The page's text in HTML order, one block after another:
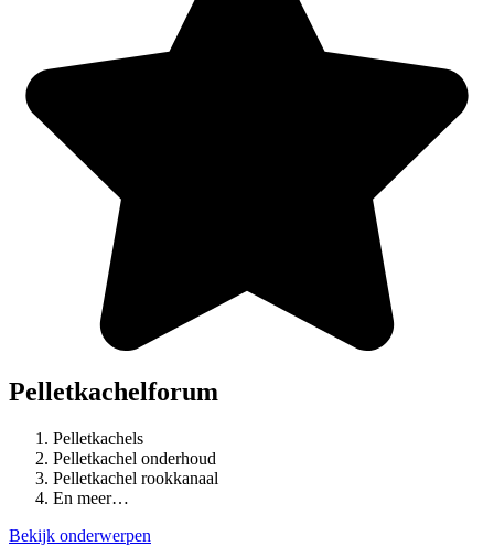
Pelletkachelforum
Pelletkachels
Pelletkachel onderhoud
Pelletkachel rookkanaal
En meer…
Bekijk onderwerpen